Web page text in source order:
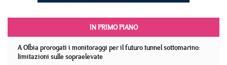
IN PRIMO PIANO
A Olbia prorogati i monitoraggi per il futuro tunnel sottomarino:
limitazioni sulle sopraelevate